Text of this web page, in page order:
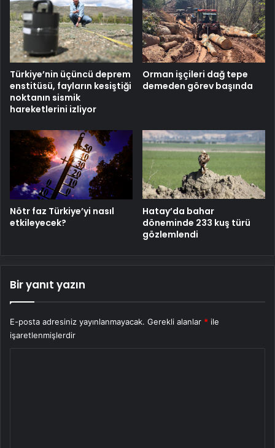
Türkiye’nin üçüncü deprem
enstitüsü, fayların kesiştiği
noktanın sismik
hareketlerini izliyor
Orman işçileri dağ tepe
demeden görev başında
Nötr faz Türkiye’yi nasıl
etkileyecek?
Hatay’da bahar
döneminde 233 kuş türü
gözlemlendi
Bir yanıt yazın
E-posta adresiniz yayınlanmayacak. Gerekli alanlar * ile
işaretlenmişlerdir